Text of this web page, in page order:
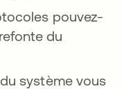
pouvez-
du
système vous